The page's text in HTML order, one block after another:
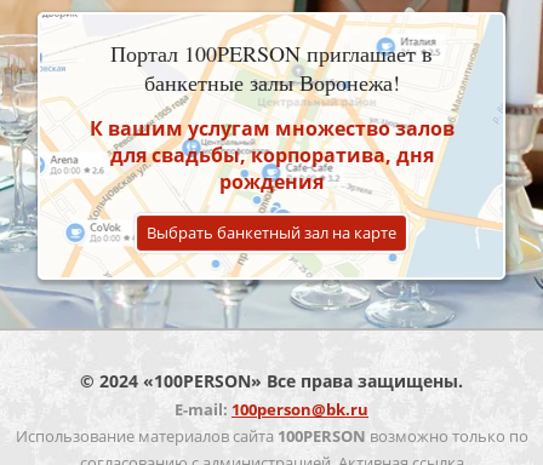
Портал 100PERSON приглашает в
банкетные залы Воронежа!
К вашим услугам множество залов
для свадьбы, корпоратива, дня
рождения
Выбрать банкетный зал на карте
© 2024 «100PERSON» Все права защищены.
E-mail: 100person@bk.ru
Использование материалов сайта 100PERSON возможно только по